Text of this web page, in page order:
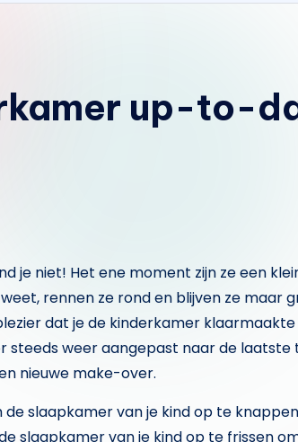
up-to-
je niet! Het ene moment zijn ze een
rennen ze rond en blijven ze maar
dat je de kinderkamer
steeds weer aangepast naar de laatste
nieuwe make-over.
de slaapkamer van je kind op te
slaapkamer van je kind op te frissen